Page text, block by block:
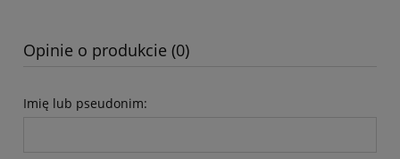
Opinie o produkcie (0)
Imię lub pseudonim: